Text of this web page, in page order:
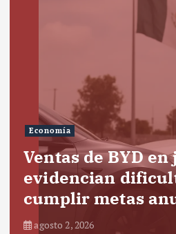
Economía
Ventas de BYD
evidencian
cumplir metas
agosto 2, 2026